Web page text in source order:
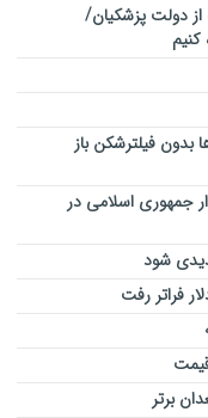
دولت پزشکیان/
فیلترشکن باز
جمهوری اسلامی در
شود
برتر